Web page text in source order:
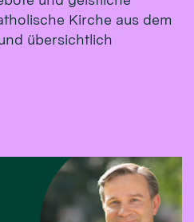
Kirche aus dem
übersichtlich